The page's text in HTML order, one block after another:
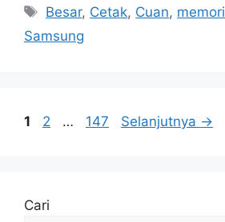
Tag
Besar, Cetak, Cuan, memori
Samsung
Halaman
1 Halaman
2 … Halaman
147 Selanjutnya →
Cari